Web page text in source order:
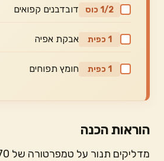
1/2 כוס דובדבנים קפואים
1 כפית אבקת אפיה
1 כפית חומץ תפוחים
הוראות הכנה